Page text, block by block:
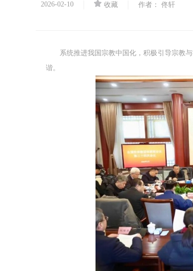
2026-02-10 收藏 作者： 佟轩
系统推进我国宗教中国化，积极引导宗教
谐。